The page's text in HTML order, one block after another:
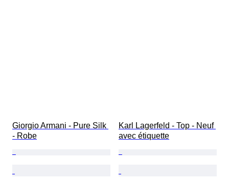
Giorgio Armani - Pure Silk
- Robe
Karl Lagerfeld - Top - Neuf
avec étiquette